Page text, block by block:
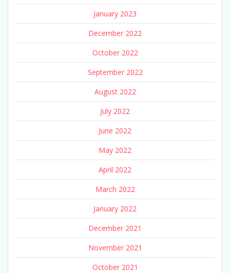
January 2023
December 2022
October 2022
September 2022
August 2022
July 2022
June 2022
May 2022
April 2022
March 2022
January 2022
December 2021
November 2021
October 2021